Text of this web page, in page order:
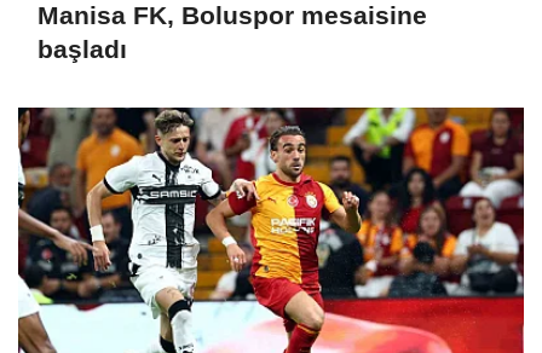
Manisa FK, Boluspor mesaisine
başladı